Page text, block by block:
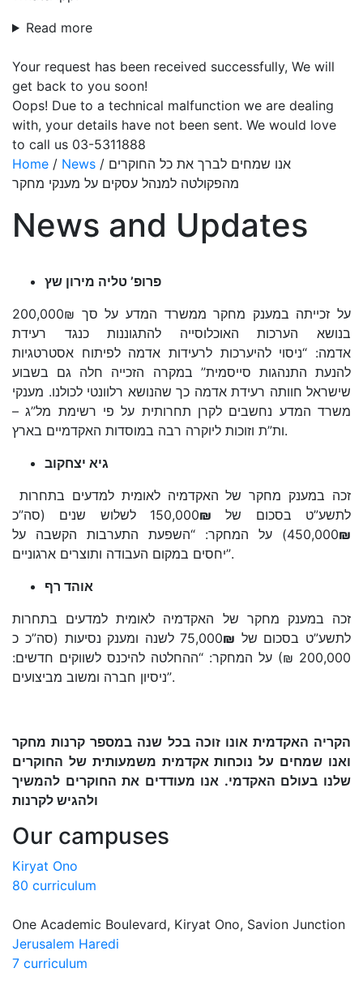
Read more
Your request has been received successfully, We will
get back to you soon!
Oops! Due to a technical malfunction we are dealing
with, your details have not been sent. We would love
to call us 03-5311888
Home / News / אנו שמחים לברך את כל החוקרים
מהפקולטה למנהל עסקים על מענקי מחקר
News and Updates
פרופ’ טליה מירון שץ
על זכייתה במענק מחקר ממשרד המדע על סך 200,000₪
בנושא הערכות האוכלוסייה להתגוננות כנגד רעידת
אדמה: “ניסוי להיערכות לרעידות אדמה לפיתוח אסטרטגיות
להנעת התנהגות סייסמית” במקרה הזכייה חלה גם בשבוע
שישראל חוותה רעידת אדמה כך שהנושא רלוונטי לכולנו. מענקי
משרד המדע נחשבים לקרן תחרותית על פי רשימת מל”ג –
ות”ת וזוכות ליוקרה רבה במוסדות האקדמיים בארץ.
גיא יצחקוב
לתשע”ט בסכום של 150,000 ₪
לשלוש שנים (סה”כ
450,000₪
) על המחקר: “השפעת התערבות הקשבה על
יחסים במקום העבודה ותוצרים ארגוניים”.
אוהד רף
זכה במענק מחקר של האקדמיה לאומית למדעים בתחרות
לתשע”ט בסכום של 75,000 ₪
לשנה ומענק נסיעות (סה”כ כ
200,000 ₪) על המחקר: “ההחלטה להיכנס לשווקים חדשים:
ניסיון חברה ומשוב מביצועים”.
הקריה האקדמית אונו זוכה בכל שנה במספר קרנות מחקר
ואנו שמחים על נוכחות אקדמית משמעותית של החוקרים
שלנו בעולם האקדמי. אנו מעודדים את החוקרים להמשיך
ולהגיש לקרנות
Our campuses
Kiryat Ono
80 curriculum
One Academic Boulevard, Kiryat Ono, Savion Junction
Jerusalem Haredi
7 curriculum